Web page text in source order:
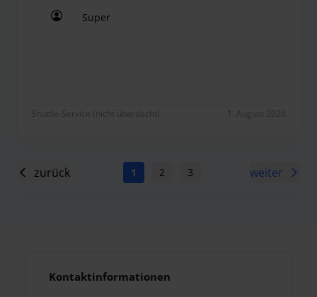
Super
Shuttle-Service (nicht überdacht) 1. August 2026
zurück 1 2 3 6
weiter
Kontaktinformationen